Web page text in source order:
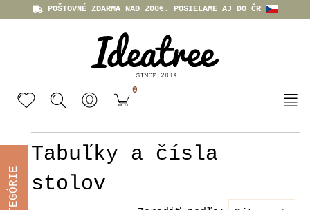
POŠTOVNÉ ZDARMA NAD 200€. POSIELAME AJ DO ČR
0
Tabuľky a čísla
stolov
KATEGÓRIE